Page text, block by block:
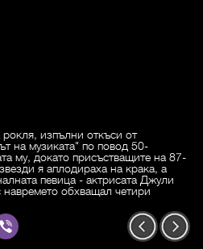
изпълни откъси от
на музиката" по повод 50-
му, докато присъстващите на 87-
я аплодираха на крака, а
певица - актрисата Джули
обхващал четири